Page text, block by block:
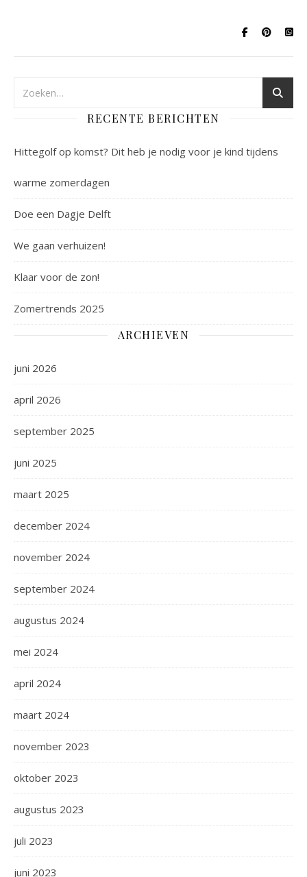
RECENTE BERICHTEN
Hittegolf op komst? Dit heb je nodig voor je kind tijdens
warme zomerdagen
Doe een Dagje Delft
We gaan verhuizen!
Klaar voor de zon!
Zomertrends 2025
ARCHIEVEN
juni 2026
april 2026
september 2025
juni 2025
maart 2025
december 2024
november 2024
september 2024
augustus 2024
mei 2024
april 2024
maart 2024
november 2023
oktober 2023
augustus 2023
juli 2023
juni 2023